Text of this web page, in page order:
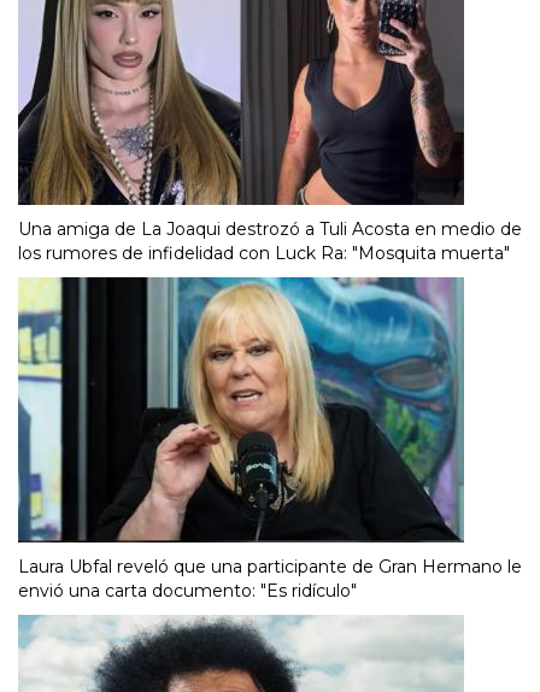
Una amiga de La Joaqui destrozó a Tuli Acosta en medio de
los rumores de infidelidad con Luck Ra: "Mosquita muerta"
Laura Ubfal reveló que una participante de Gran Hermano le
envió una carta documento: "Es ridículo"